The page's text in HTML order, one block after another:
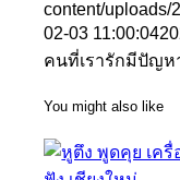
content/uploads/
02-03 11:00:04
คนที่เรารักมีปัญห
You might also like